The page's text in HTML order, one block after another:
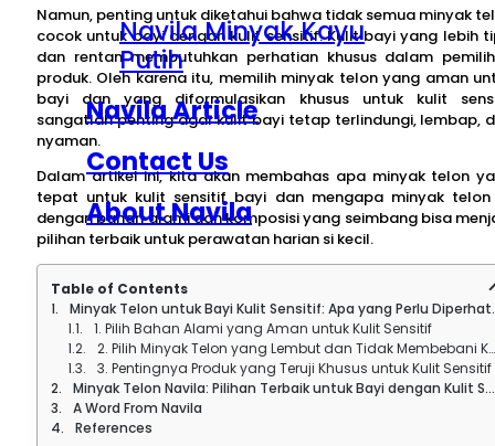
Navila Minyak Kayu
Putih
Navila Article
Contact Us
About Navila
Namun, penting untuk diketahui bahwa tidak semua minyak
cocok untuk bayi dengan kulit sensitif. Kulit bayi yang lebih
dan rentan membutuhkan perhatian khusus dalam
produk. Oleh karena itu, memilih minyak telon yang aman
bayi dan yang diformulasikan khusus untuk kulit
sangatlah penting agar kulit bayi tetap terlindungi, lembap,
nyaman.
Dalam artikel ini, kita akan membahas apa minyak telon
tepat untuk kulit sensitif bayi dan mengapa minyak telon
dengan bahan alami dan komposisi yang seimbang bisa
pilihan terbaik untuk perawatan harian si kecil.
Table of Contents
Minyak Telon untuk Bayi Kulit Sensitif: Apa yang Perlu Diperhatikan?
1. Pilih Bahan Alami yang Aman untuk Kulit Sensitif
2. Pilih Minyak Telon yang Lembut dan Tidak Membebani Kulit
3. Pentingnya Produk yang Teruji Khusus untuk Kulit Sensitif
Minyak Telon Navila: Pilihan Terbaik untuk Bayi dengan Kulit Sensitif
A Word From Navila
References